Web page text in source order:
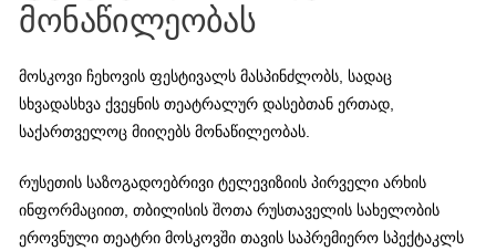
მონაწილეობას
მოსკოვი ჩეხოვის ფესტივალს მასპინძლობს, სადაც
სხვადასხვა ქვეყნის თეატრალურ დასებთან ერთად,
საქართველოც მიიღებს მონაწილეობას.
რუსეთის საზოგადოებრივი ტელევიზიის პირველი არხის
ინფორმაციით, თბილისის შოთა რუსთაველის სახელობის
ეროვნული თეატრი მოსკოვში თავის საპრემიერო სპექტაკლს